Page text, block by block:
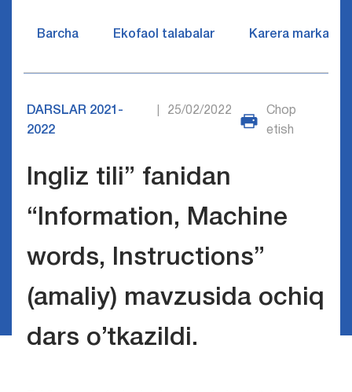
Barcha Ekofaol talabalar Karera markazi
DARSLAR 2021-
2022
25/02/2022
Chop
etish
Ingliz tili” fanidan
“Information, Machine
words, Instructions”
(amaliy) mavzusida ochiq
dars o’tkazildi.